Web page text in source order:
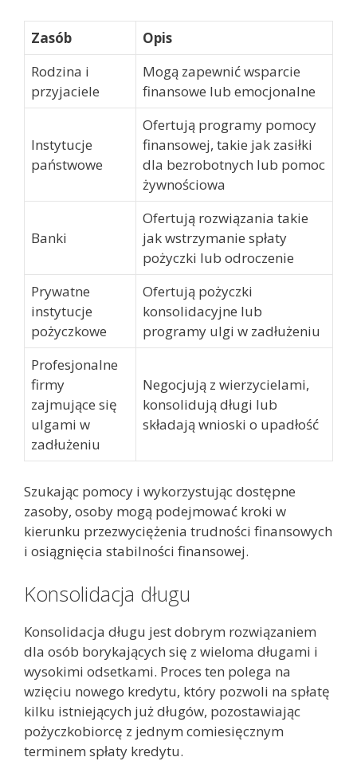
Zasób
Opis
Rodzina i
przyjaciele
Mogą zapewnić wsparcie
finansowe lub emocjonalne
Instytucje
państwowe
Ofertują programy pomocy
finansowej, takie jak zasiłki
dla bezrobotnych lub pomoc
żywnościowa
Banki
Ofertują rozwiązania takie
jak wstrzymanie spłaty
pożyczki lub odroczenie
Prywatne
instytucje
pożyczkowe
Ofertują pożyczki
konsolidacyjne lub
programy ulgi w zadłużeniu
Profesjonalne
firmy
zajmujące się
ulgami w
zadłużeniu
Negocjują z wierzycielami,
konsolidują długi lub
składają wnioski o upadłość
Szukając pomocy i wykorzystując dostępne
zasoby, osoby mogą podejmować kroki w
kierunku przezwyciężenia trudności finansowych
i osiągnięcia stabilności finansowej.
Konsolidacja długu
Konsolidacja długu jest dobrym rozwiązaniem
dla osób borykających się z wieloma długami i
wysokimi odsetkami. Proces ten polega na
wzięciu nowego kredytu, który pozwoli na spłatę
kilku istniejących już długów, pozostawiając
pożyczkobiorcę z jednym comiesięcznym
terminem spłaty kredytu.